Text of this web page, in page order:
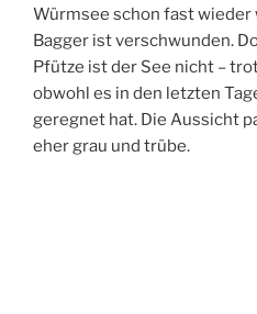
Würmsee schon fast wieder
Bagger ist verschwunden.
Pfütze ist der See nicht –
obwohl es in den letzten
geregnet hat. Die Aussicht
eher grau und trübe.